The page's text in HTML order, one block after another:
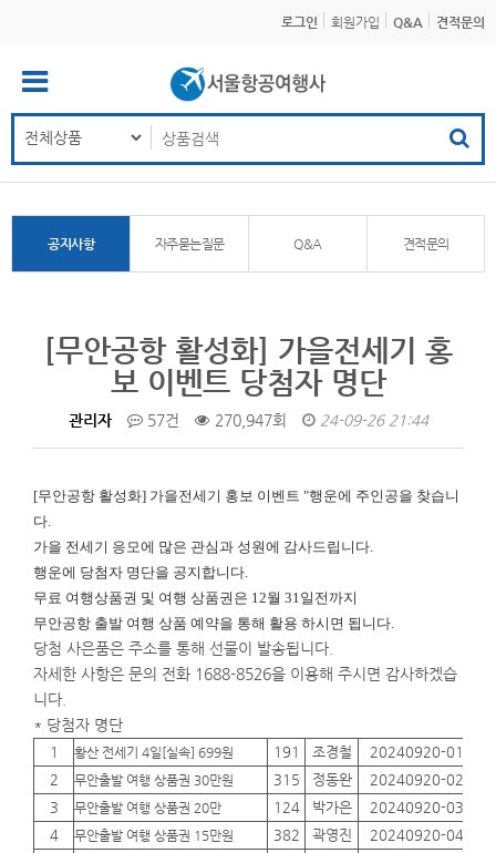
로그인 회원가입 Q&A 견적문의
공지사항 자주묻는질문 Q&A 견적문의
[무안공항 활성화] 가을전세기 홍
보 이벤트 당첨자 명단
관리자 57건 270,947회 24-09-26 21:44
[무안공항 활성화] 가을전세기 홍보 이벤트 "행운에 주인공을 찾습니
다.
가을 전세기 응모에 많은 관심과 성원에 감사드립니다.
행운에 당첨자 명단을 공지합니다.
무료 여행상품권 및 여행 상품권은 12월 31일전까지
무안공항 출발 여행 상품 예약을 통해 활용 하시면 됩니다.
당첨 사은품은 주소를 통해 선물이 발송됩니다.
자세한 사항은 문의 전화 1688-8526을 이용해 주시면 감사하겠습
니다.
* 당첨자 명단
1 황산 전세기 4일[실속] 699원 191 조경철 20240920-01
2
무안출발 여행 상품권 30만원 315 정동완 20240920-02
3
무안출발 여행 상품권 20만 124 박가은 20240920-03
4
무안출발 여행 상품권 15만원 382 곽영진 20240920-04